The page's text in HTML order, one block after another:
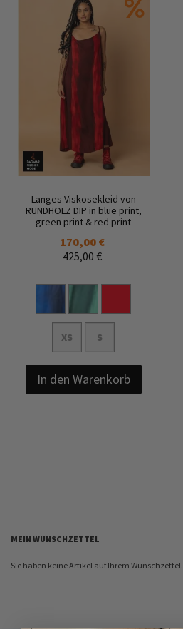
Langes Viskosekleid von
RUNDHOLZ DIP in blue print,
green print & red print
170,00 €
425,00 €
XS S
In den Warenkorb
MEIN WUNSCHZETTEL
Sie haben keine Artikel auf Ihrem Wunschzettel.